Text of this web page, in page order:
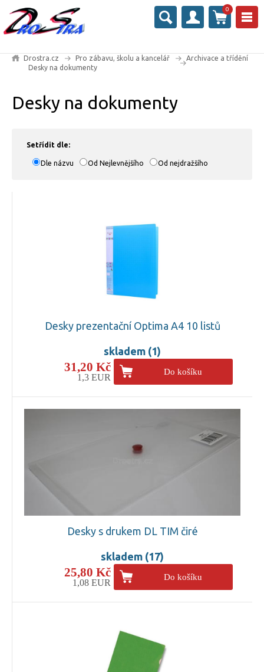
0
Drostra.cz Pro zábavu, školu a kancelář
Archivace a třídění
Desky na dokumenty
Desky na dokumenty
Setřídit dle:
Dle názvu Od Nejlevnějšího Od nejdražšího
Desky prezentační Optima A4 10 listů
skladem (1)
31,20 Kč
1,3 EUR
Do košíku
Desky s drukem DL TIM čiré
skladem (17)
25,80 Kč
1,08 EUR
Do košíku